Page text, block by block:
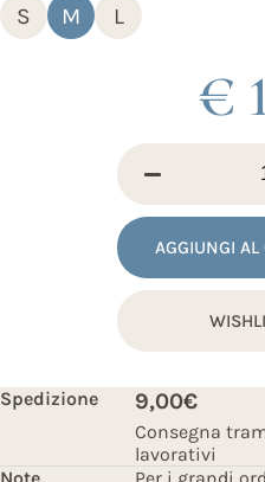
S M L
€
AGGIUNGI AL
Spedizione 9,00€
Consegna
lavorativi